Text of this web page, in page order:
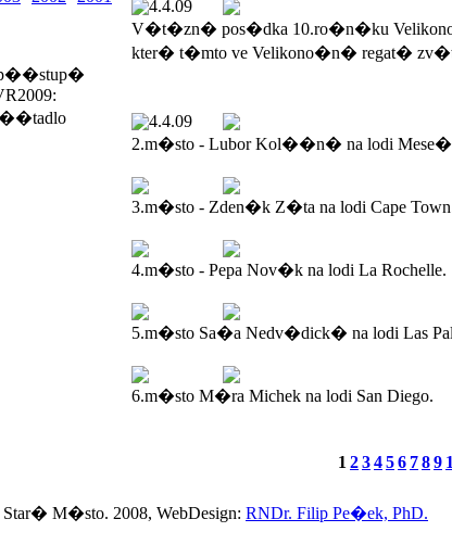
4.4.09
V�t�zn� pos�dka 10.ro�n�ku
kter� t�mto ve Velikono�n� regat�
4.4.09
2.m�sto - Lubor Kol��n� na lodi
3.m�sto - Zden�k Z�ta na lodi Cape
4.m�sto - Pepa Nov�k na lodi La Rochelle.
5.m�sto Sa�a Nedv�dick� na lodi Las
6.m�sto M�ra Michek na lodi San Diego.
1 23456 789
M�sto. 2008, WebDesign: RNDr. Filip Pe�ek, PhD.